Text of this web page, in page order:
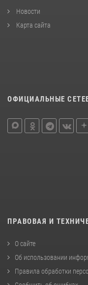
Новости
Карта сайта
ОФИЦИАЛЬНЫЕ
ПРАВОВАЯ И
О сайте
Об использовании
Правила обработки